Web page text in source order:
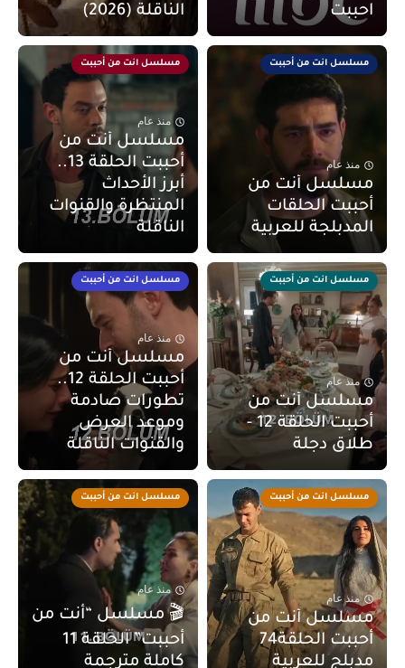
احببت
الناقلة (2026)
مسلسل انت من أحببت
منذ عام
مسلسل أنت من
أحببت الحلقات
المدبلجة للعربية
مسلسل انت من أحببت
منذ عام
مسلسل أنت من
أحببت الحلقة 13..
أبرز الأحداث
المنتظرة والقنوات
الناقلة
مسلسل انت من أحببت
منذ عام
مسلسل أنت من
أحببت الحلقة 12 -
طلاق دجلة
مسلسل انت من أحببت
منذ عام
مسلسل أنت من
أحببت الحلقة 12..
تطورات صادمة
وموعد العرض
والقنوات الناقلة
مسلسل انت من أحببت
منذ عام
مسلسل أنت من
أحببت الحلقة74
مدبلج للعربية
مسلسل انت من أحببت
منذ عام
🎬 مسلسل “أنت من
أحببت” الحلقة 11
كاملة مترجمة